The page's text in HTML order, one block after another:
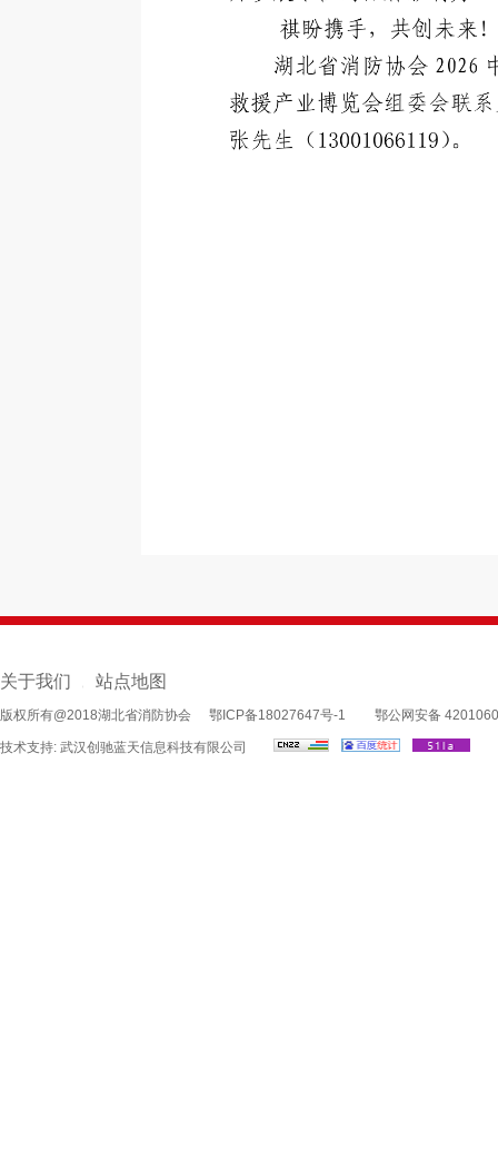
关于我们 站点地图
版权所有@2018湖北省消防协会 鄂ICP备18027647号-1 鄂公网安备
技术支持: 武汉创驰蓝天信息科技有限公司